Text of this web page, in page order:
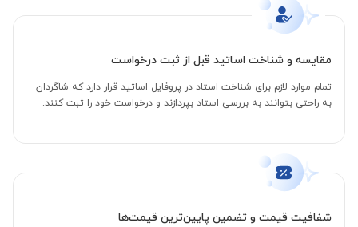
مقایسه و شناخت اساتید قبل از ثبت درخواست
تمام موارد لازم برای شناخت استاد در پروفایل اساتید قرار دارد که شاگردان
به راحتی بتوانند به بررسی استاد بپردازند و درخواست خود را ثبت کنند.
شفافیت قیمت و تضمین پایین‌ترین قیمت‌ها